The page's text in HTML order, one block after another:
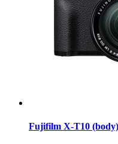
Fujifilm X-T10 (body)